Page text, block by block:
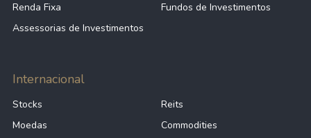
Renda Fixa
Fundos de Investimentos
Assessorias de Investimentos
Internacional
Stocks
Reits
Moedas
Commodities